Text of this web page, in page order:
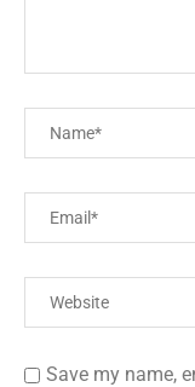
Save my name,